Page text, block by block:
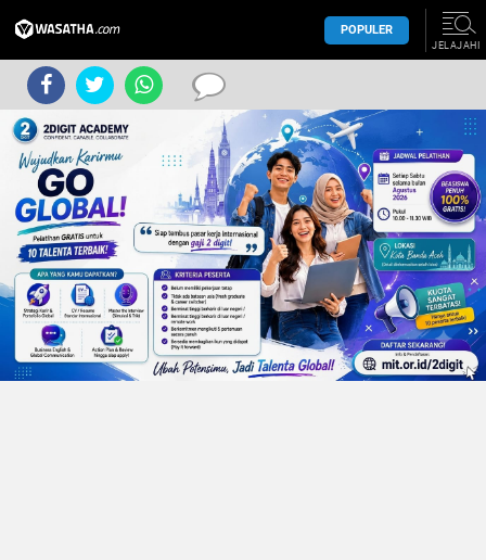
POPULER
JELAJAHI